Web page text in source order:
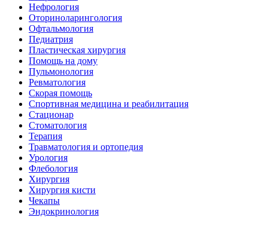
Нефрология
Оториноларингология
Офтальмология
Педиатрия
Пластическая хирургия
Помощь на дому
Пульмонология
Ревматология
Скорая помощь
Спортивная медицина и реабилитация
Стационар
Стоматология
Терапия
Травматология и ортопедия
Урология
Флебология
Хирургия
Хирургия кисти
Чекапы
Эндокринология